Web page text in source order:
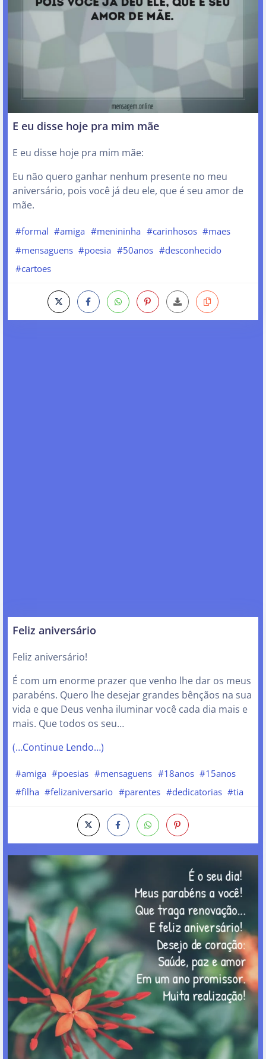
E eu disse hoje pra mim mãe
E eu disse hoje pra mim mãe:
Eu não quero ganhar nenhum presente no meu
aniversário, pois você já deu ele, que é seu amor de
mãe.
#formal #amiga #menininha #carinhosos #maes
#mensaguens #poesia #50anos #desconhecido
#cartoes
Feliz aniversário
Feliz aniversário!
É com um enorme prazer que venho lhe dar os meus
parabéns. Quero lhe desejar grandes bênçãos na sua
vida e que Deus venha iluminar você cada dia mais e
mais. Que todos os seu…
(…Continue Lendo…)
#amiga #poesias #mensaguens #18anos #15anos
#filha #felizaniversario #parentes #dedicatorias #tia